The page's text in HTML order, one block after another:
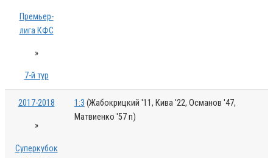
Премьер-
лига КФС
»
7-й тур
2017-2018
»
Суперкубок
1:3 (Жабокрицкий '11, Кива '22, Османов '47,
Матвиенко '57 п)